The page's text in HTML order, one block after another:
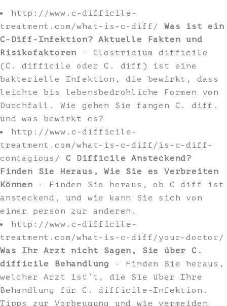
http://www.c-difficile-
treatment.com/what-is-c-diff/ Was ist ein
C-Diff-Infektion? Aktuelle Fakten und
Risikofaktoren - Clostridium difficile
(C. difficile oder C. diff) ist eine
bakterielle Infektion, die bewirkt, dass
leichte bis lebensbedrohliche Formen von
Durchfall. Wie gehen Sie fangen C. diff.
und was bewirkt es?
http://www.c-difficile-
treatment.com/what-is-c-diff/is-c-diff-
contagious/ C Difficile Ansteckend?
Finden Sie Heraus, Wie Sie es Verbreiten
Können - Finden Sie heraus, ob C diff ist
ansteckend, und wie kann Sie sich von
einer person zur anderen.
http://www.c-difficile-
treatment.com/what-is-c-diff/your-doctor/
Was Ihr Arzt nicht Sagen, Sie über C.
difficile Behandlung
- Finden Sie heraus,
welcher Arzt ist’t, die Sie über Ihre
Behandlung für C. difficile-Infektion.
Tipps zur Vorbeugung und wie vermeiden